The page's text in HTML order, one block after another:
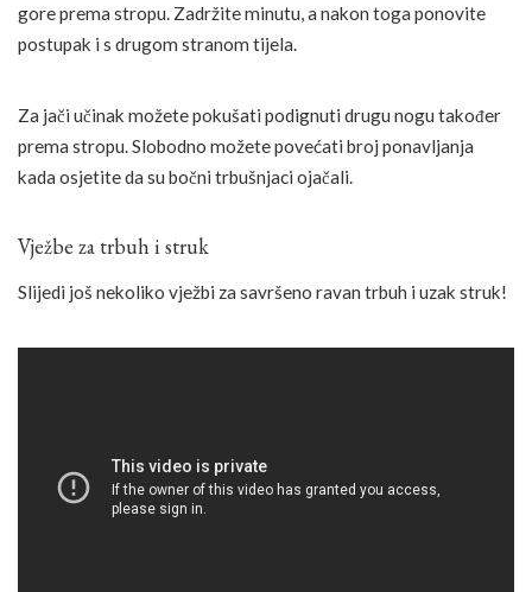
gore prema stropu. Zadržite minutu, a nakon toga ponovite
postupak i s drugom stranom tijela.
Za jači učinak možete pokušati podignuti drugu nogu također
prema stropu. Slobodno možete povećati broj ponavljanja
kada osjetite da su bočni trbušnjaci ojačali.
Vježbe za trbuh i struk
Slijedi još nekoliko vježbi za savršeno ravan trbuh i uzak struk!